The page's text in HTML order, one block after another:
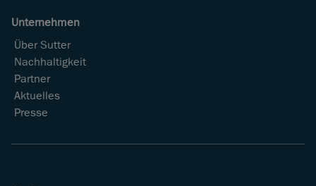
Unternehmen
Über Sutter
Nachhaltigkeit
Partner
Aktuelles
Presse